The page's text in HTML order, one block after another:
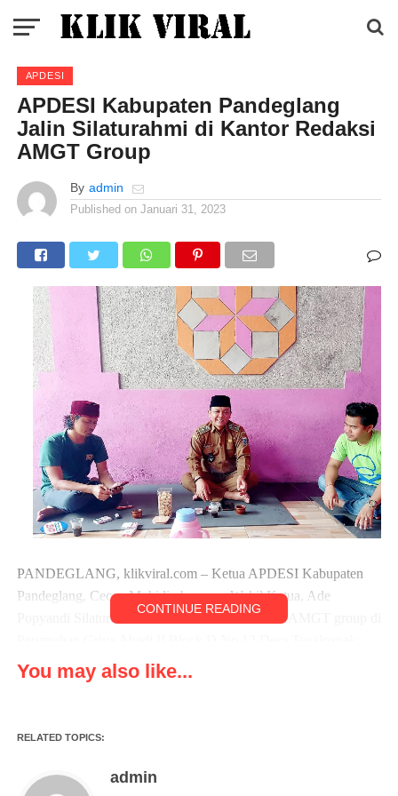
APDESI
APDESI Kabupaten Pandeglang
Jalin Silaturahmi di Kantor Redaksi
AMGT Group
By admin
Published on Januari 31, 2023
PANDEGLANG, klikviral.com – Ketua APDESI Kabupaten
Pandeglang, Cecep Muhidin bersama Wakil Ketua, Ade
Popyandi Silaturahmi ke Kantor Redaksi Media AMGT group di
Kecamatan Pagelaran Kabupaten Pandeglang, Banten, Selasa
(31/01/2023).
komunikasi merupakan aspek penting dalam membangun
komunikasi publik yang efektif.
CONTINUE READING
You may also like...
RELATED TOPICS:
admin